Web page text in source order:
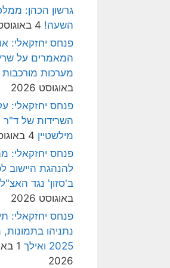
גרשון הכהן:
השעה! 4 באוגוסט 2026
פנחס יחזקאלי:
המאמרים על
מערכות מורכבות
באוגוסט 2026
פנחס יחזקאלי:
השרידות של ד"ר
מילשטיין 4 באוגוסט 2026
פנחס יחזקאלי:
להנהגת היישוב
ב'סזון' נגד
באוגוסט 2026
פנחס יחזקאלי:
נתניהו בתמונות,
2025 ואילך
1
2026